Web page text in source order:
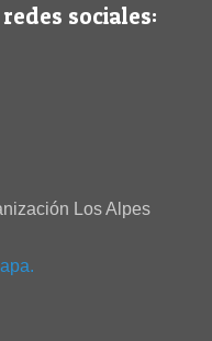
sociales:
Los Alpes